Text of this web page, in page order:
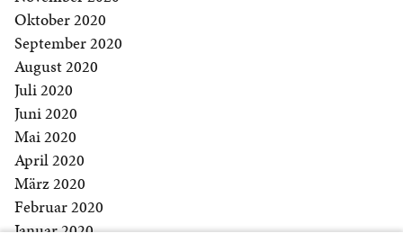
Oktober 2020
September 2020
August 2020
Juli 2020
Juni 2020
Mai 2020
April 2020
März 2020
Februar 2020
Januar 2020